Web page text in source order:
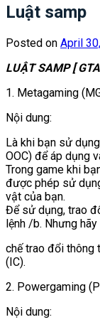
Luật samp
Posted on April
LUẬT SAMP [
1. Metagaming
Nội dung:
Là khi bạn sử
OOC) để áp dụng
Trong game khi
được phép sử
vật của bạn.
Để sử dụng, trao
lệnh /b. Nhưng hãy
chế trao đổi thông
(IC).
2. Powergaming
Nội dung: